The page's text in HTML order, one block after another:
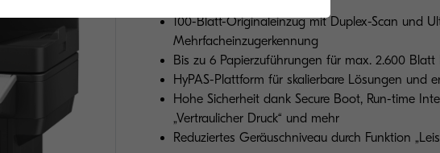
100-Blatt-Originaleinzug mit Duplex-Scan und
Mehrfacheinzugerkennung
Bis zu 6 Papierzuführungen für max. 2.600
HyPAS-Plattform für skalierbare Lösungen und
Hohe Sicherheit dank Secure Boot, Run-time
„Vertraulicher Druck“ und mehr
Reduziertes Geräuschniveau durch Funktion